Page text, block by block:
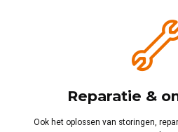
Reparatie &
Ook het oplossen van storingen,